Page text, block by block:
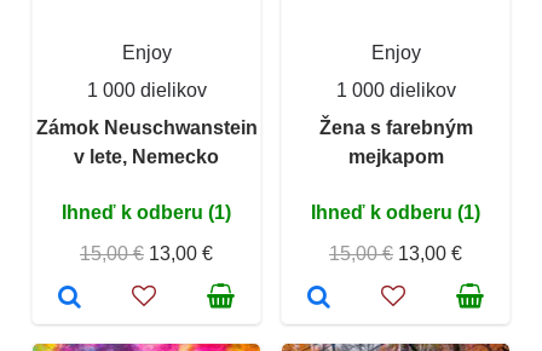
Enjoy
1 000 dielikov
Zámok Neuschwanstein
v lete, Nemecko
Ihneď k odberu (1)
15,00 € 13,00 €
Enjoy
1 000 dielikov
Žena s farebným
mejkapom
Ihneď k odberu (1)
15,00 € 13,00 €